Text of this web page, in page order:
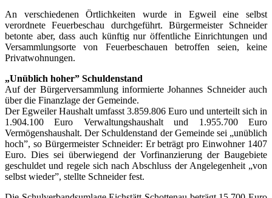
An verschiedenen Örtlichkeiten wurde in Egweil eine selbst
verordnete Feuerbeschau durchgeführt. Bürgermeister Schneider
betonte aber, dass auch künftig nur öffentliche Einrichtungen und
Versammlungsorte von Feuerbeschauen betroffen seien, keine
Privatwohnungen.
„Unüblich hoher” Schuldenstand
Auf der Bürgerversammlung informierte Johannes Schneider auch
über die Finanzlage der Gemeinde.
Der Egweiler Haushalt umfasst 3.859.806 Euro und unterteilt sich in
1.904.100 Euro Verwaltungshaushalt und 1.955.700 Euro
Vermögenshaushalt. Der Schuldenstand der Gemeinde sei „unüblich
hoch”, so Bürgermeister Schneider: Er beträgt pro Einwohner 1407
Euro. Dies sei überwiegend der Vorfinanzierung der Baugebiete
geschuldet und regele sich nach Abschluss der Angelegenheit „von
selbst wieder”, stellte Schneider fest.